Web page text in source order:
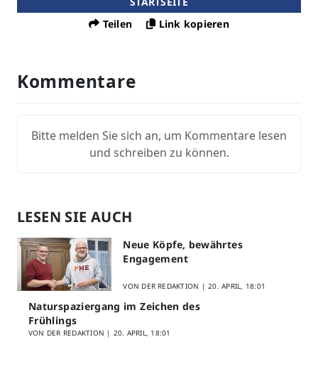
Teilen
Link kopieren
Kommentare
Bitte melden Sie sich an, um Kommentare lesen
und schreiben zu können.
LESEN SIE AUCH
Neue Köpfe, bewährtes
Engagement
VON DER REDAKTION |20. APRIL, 18:01
Naturspaziergang im Zeichen des
Frühlings
VON DER REDAKTION | 20. APRIL, 18:01